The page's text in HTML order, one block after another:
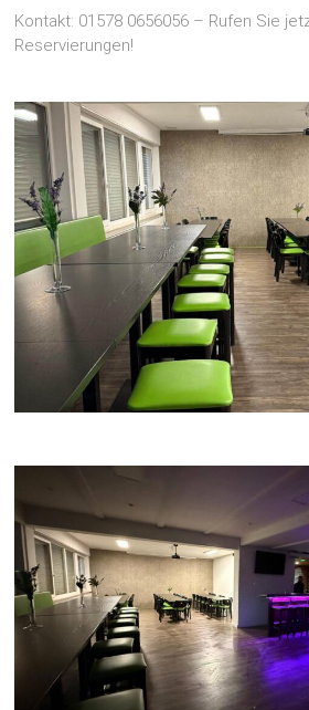
Kontakt: 01578 0656056 – Rufen Sie
Reservierungen!